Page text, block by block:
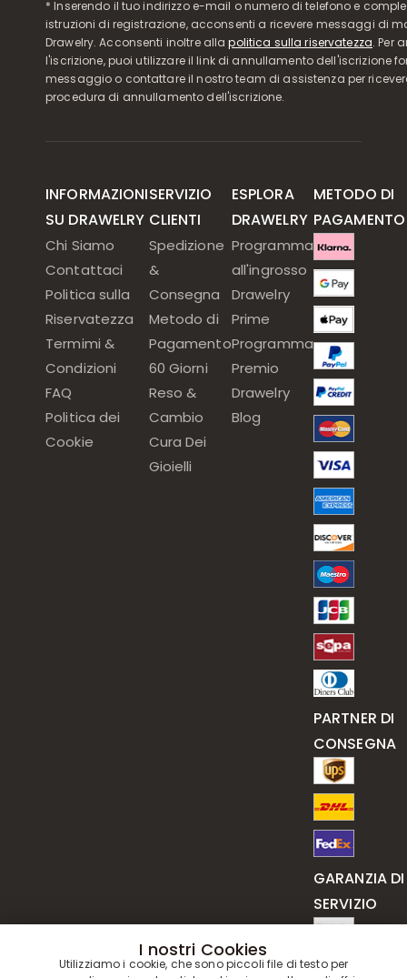
* Inserendo il tuo indirizzo e-mail o numero di telefono e
istruzioni di registrazione, acconsenti a ricevere messaggi di
Drawelry. Acconsenti inoltre allapolitica sulla riservatezza. Per
l'iscrizione, puoi utilizzare il link di annullamento dell'iscrizione
messaggio o contattare il nostro team di assistenza per
procedura di annullamento dell'iscrizione.
INFORMAZIONI
SU DRAWELRY
Chi Siamo
Contattaci
Politica sulla
Riservatezza
Termimi &
Condizioni
FAQ
Politica dei
Cookie
SERVIZIO
CLIENTI
Spedizione
&
Consegna
Metodo di
Pagamento
60 Giorni
Reso &
Cambio
Cura Dei
Gioielli
ESPLORA
DRAWELRY
Programma
all'ingrosso
Drawelry
Prime
Programma
Premio
Drawelry
Blog
METODO DI
PAGAMENTO
PARTNER DI
CONSEGNA
GARANZIA DI
SERVIZIO
I nostri Cookies
Utilizziamo i cookie, che sono piccoli file di testo per